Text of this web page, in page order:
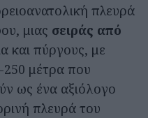
πλευρά
μιας σειράς από
και πύργους, με
250 μέτρα που
ως ένα αξιόλογο
πλευρά του